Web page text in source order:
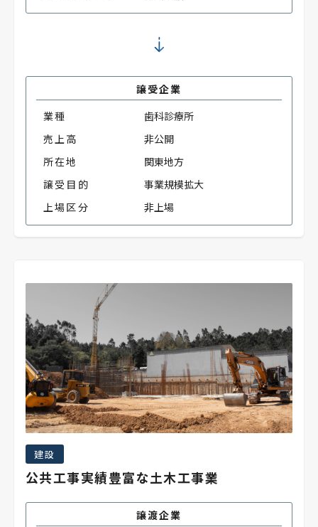
譲受企業
業種
歯科診療所
売上高
非公開
所在地
関東地方
譲受目的
事業規模拡大
上場区分
非上場
建設
公共工事実績豊富な土木工事業
譲渡企業